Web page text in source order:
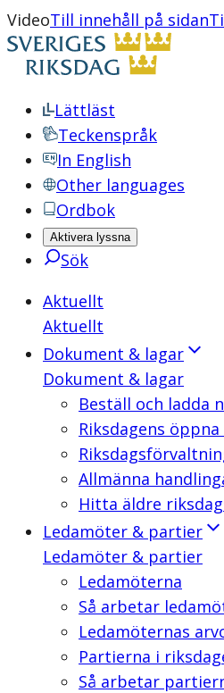
VideoTill innehåll på sidan
Lättläst
Teckenspråk
In English
Other languages
Ordbok
Aktivera lyssna
Sök
Aktuellt
Aktuellt
Dokument & lagar
Dokument & lagar
Beställ och ladda
Riksdagens
Allmänna
Hitta äldre
Ledamöter & partier
Ledamöter & partier
Ledamöterna
Så arbetar
Ledamöternas
Partierna i
Så arbetar